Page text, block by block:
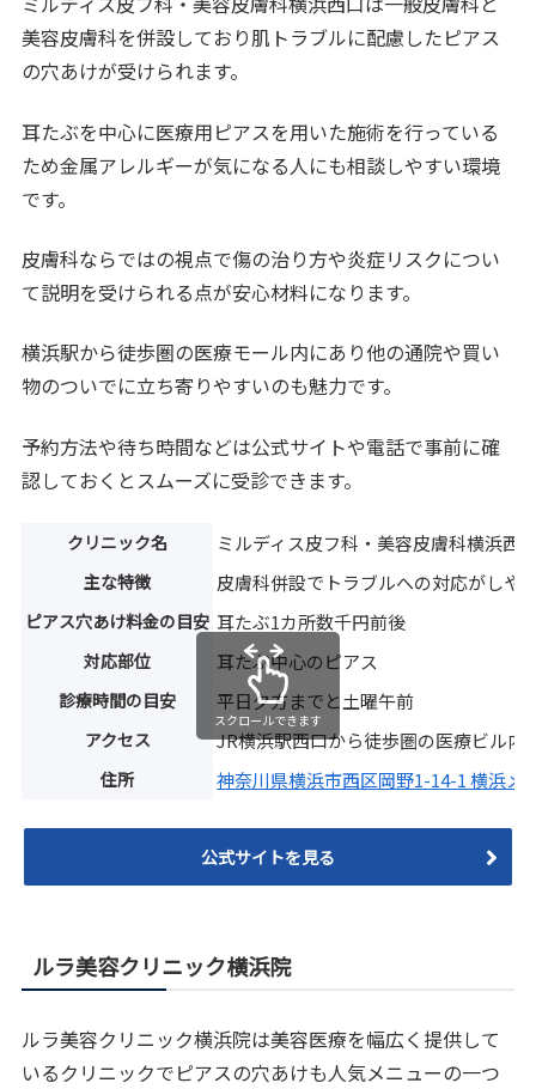
美容皮膚科を併設しており肌トラブルに配慮したピアス
の穴あけが受けられます。
耳たぶを中心に医療用ピアスを用いた施術を行っている
ため金属アレルギーが気になる人にも相談しやすい環境
です。
皮膚科ならではの視点で傷の治り方や炎症リスクについ
て説明を受けられる点が安心材料になります。
横浜駅から徒歩圏の医療モール内にあり他の通院や買い
物のついでに立ち寄りやすいのも魅力です。
予約方法や待ち時間などは公式サイトや電話で事前に確
認しておくとスムーズに受診できます。
クリニック名 ミルディス皮フ科・美容皮膚科横浜西
主な特徴 皮膚科併設でトラブルへの対応がしや
ピアス穴あけ料金の目安 耳たぶ1カ所数千円前後
対応部位 耳たぶ中心のピアス
診療時間の目安 平日夕方までと土曜午前
アクセス JR横浜駅西口から徒歩圏の医療ビル内
住所 神奈川県横浜市西区岡野1-14-1 横浜メ
スクロールできます
公式サイトを見る
ルラ美容クリニック横浜院
ルラ美容クリニック横浜院は美容医療を幅広く提供して
いるクリニックでピアスの穴あけも人気メニューの一つ